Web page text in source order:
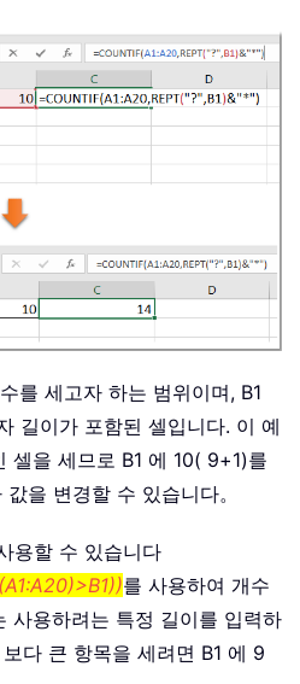
를 세고자 하는 범위이며, B1
길이가 포함된 셀입니다. 이 예
셀을 세므로 B1 에 10( 9+1)를
을 변경할 수 있습니다。
용할 수 있습니다
를 사용하여 개수
사용하려는 특정 길이를 입력하
다 큰 항목을 세려면 B1 에 9